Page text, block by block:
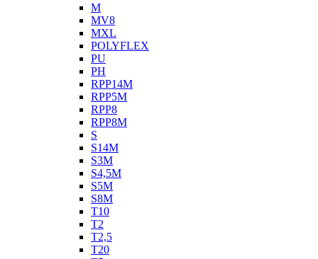
M
MV8
MXL
POLYFLEX
PU
PH
RPP14M
RPP5M
RPP8
RPP8M
S
S14M
S3M
S4,5M
S5M
S8M
T10
T2
T2,5
T20